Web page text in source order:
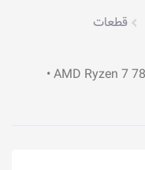
قطعات
پردازنده دسکتاپ AMD مدل AMD Ryzen 7 7800X3D •